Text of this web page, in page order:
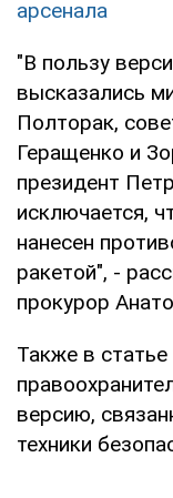
арсенала
"В пользу
высказались
Полторак,
Геращенко и
президент
исключается,
нанесен
ракетой", -
прокурор
Также в статье
версию,
техники